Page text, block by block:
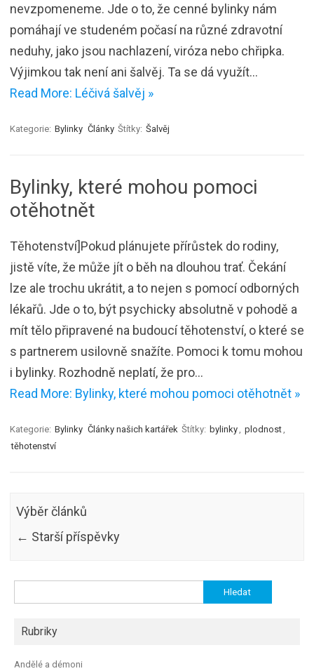
nevzpomeneme. Jde o to, že cenné bylinky nám
pomáhají ve studeném počasí na různé zdravotní
neduhy, jako jsou nachlazení, viróza nebo chřipka.
Výjimkou tak není ani šalvěj. Ta se dá využít…
Read More: Léčivá šalvěj »
Kategorie: Bylinky Články Štítky: Šalvěj
Bylinky, které mohou pomoci
otěhotnět
Těhotenství]Pokud plánujete přírůstek do rodiny,
jistě víte, že může jít o běh na dlouhou trať. Čekání
lze ale trochu ukrátit, a to nejen s pomocí odborných
lékařů. Jde o to, být psychicky absolutně v pohodě a
mít tělo připravené na budoucí těhotenství, o které se
s partnerem usilovně snažíte. Pomoci k tomu mohou
i bylinky. Rozhodně neplatí, že pro…
Read More: Bylinky, které mohou pomoci otěhotnět »
Kategorie: Bylinky Články našich kartářek Štítky: bylinky plodnost
těhotenství
Výběr článků
← Starší příspěvky
Rubriky
Andělé a démoni